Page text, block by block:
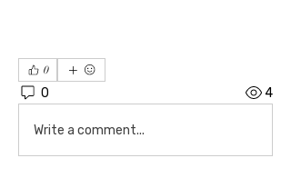
0
0 4
Write a comment...